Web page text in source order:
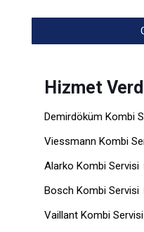
Hizmet
Demirdöküm Kombi
Viessmann Kombi
Alarko Kombi Servisi
Bosch Kombi Servisi
Vaillant Kombi Servisi